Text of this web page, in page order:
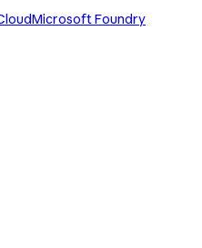
Microsoft Foundry